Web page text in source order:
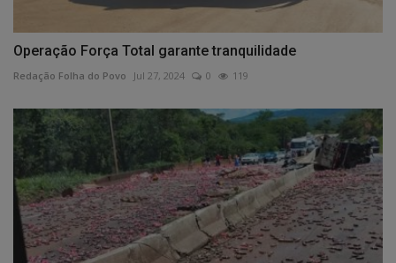
Operação Força Total garante tranquilidade
Redação Folha do Povo Jul 27, 2024 0 119